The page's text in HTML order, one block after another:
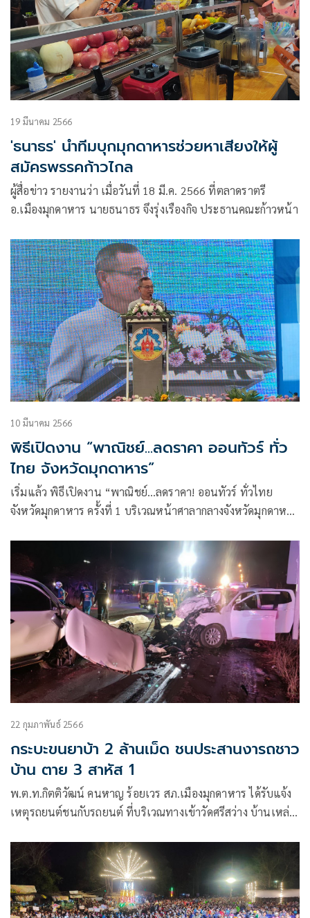
19 มีนาคม 2566
'ธนาธร' นำทีมบุกมุกดาหารช่วยหาเสียงให้ผู้
สมัครพรรคก้าวไกล
ผู้สื่อข่าว รายงานว่า เมื่อวันที่ 18 มี.ค. 2566 ที่ตลาดราตรี
อ.เมืองมุกดาหาร นายธนาธร จึงรุ่งเรืองกิจ ประธานคณะก้าวหน้า
10 มีนาคม 2566
พิธีเปิดงาน “พาณิชย์...ลดราคา ออนทัวร์ ทั่ว
ไทย จังหวัดมุกดาหาร”
เริ่มแล้ว พิธีเปิดงาน “พาณิชย์…ลดราคา! ออนทัวร์ ทั่วไทย
จังหวัดมุกดาหาร ครั้งที่ 1 บริเวณหน้าศาลากลางจังหวัดมุกดาหาร
22 กุมภาพันธ์ 2566
กระบะขนยาบ้า 2 ล้านเม็ด ชนประสานงารถชาว
บ้าน ตาย 3 สาหัส 1
พ.ต.ท.กิตติวัฒน์ คนหาญ ร้อยเวร สภ.เมืองมุกดาหาร ได้รับแจ้ง
เหตุรถยนต์ชนกับรถยนต์ ที่บริเวณทางเข้าวัดศรีสว่าง บ้านเหล่า
มุกดาหาร